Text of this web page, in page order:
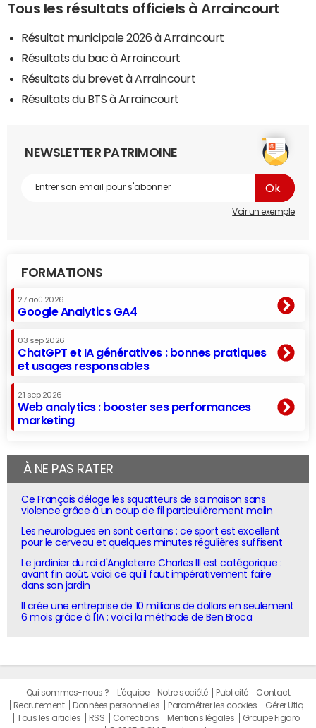
Tous les résultats officiels à Arraincourt
Résultat municipale 2026 à Arraincourt
Résultats du bac à Arraincourt
Résultats du brevet à Arraincourt
Résultats du BTS à Arraincourt
NEWSLETTER PATRIMOINE
Voir un exemple
FORMATIONS
27 aoû 2026
Google Analytics GA4
03 sep 2026
ChatGPT et IA génératives : bonnes pratiques
et usages responsables
21 sep 2026
Web analytics : booster ses performances
marketing
À NE PAS RATER
Ce Français déloge les squatteurs de sa maison sans
violence grâce à un coup de fil particulièrement malin
Les neurologues en sont certains : ce sport est excellent
pour le cerveau et quelques minutes régulières suffisent
Le jardinier du roi d'Angleterre Charles III est catégorique :
avant fin août, voici ce qu'il faut impérativement faire
dans son jardin
Il crée une entreprise de 10 millions de dollars en seulement
6 mois grâce à l'IA : voici la méthode de Ben Broca
Qui sommes-nous ? L'équipe Notre société Publicité
Contact
Recrutement
Données personnelles Paramétrer les cookies
Gérer Utiq
Tous les articles
RSS Corrections Mentions légales
Groupe Figaro